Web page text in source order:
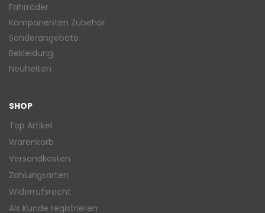
Fahrräder
Komponenten Zubehör
Sonderangebote
Bekleidung
Neuheiten
SHOP
Top Artikel
Warenkorb
Versandkosten
Zahlungsarten
Widerrufsrecht
Als Kunde registrieren